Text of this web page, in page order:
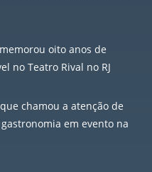
oito anos de
no Teatro Rival no RJ
chamou a atenção de
em evento na